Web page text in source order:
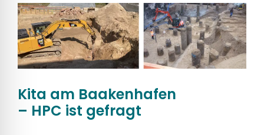
Kita am Baakenhafen
– HPC ist gefragt